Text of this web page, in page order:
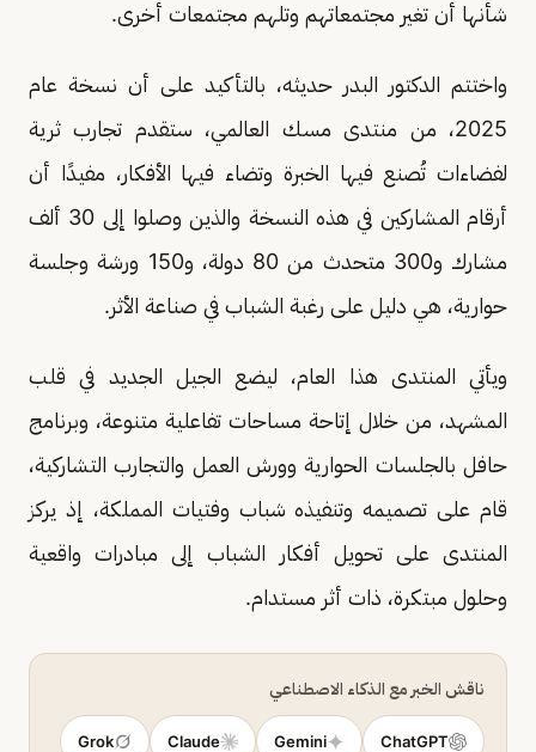
شأنها أن تغير مجتمعاتهم وتلهم مجتمعات أخرى.
واختتم الدكتور البدر حديثه، بالتأكيد على أن نسخة عام
2025، من منتدى مسك العالمي، ستقدم تجارب ثرية
لفضاءات تُصنع فيها الخبرة وتضاء فيها الأفكار، مفيدًا أن
أرقام المشاركين في هذه النسخة والذين وصلوا إلى 30 ألف
مشارك و300 متحدث من 80 دولة، و150 ورشة وجلسة
حوارية، هي دليل على رغبة الشباب في صناعة الأثر.
ويأتي المنتدى هذا العام، ليضع الجيل الجديد في قلب
المشهد، من خلال إتاحة مساحات تفاعلية متنوعة، وبرنامج
حافل بالجلسات الحوارية وورش العمل والتجارب التشاركية،
قام على تصميمه وتنفيذه شباب وفتيات المملكة، إذ يركز
المنتدى على تحويل أفكار الشباب إلى مبادرات واقعية
وحلول مبتكرة، ذات أثر مستدام.
ناقش الخبر مع الذكاء الاصطناعي
ChatGPT
Gemini
Claude
Grok